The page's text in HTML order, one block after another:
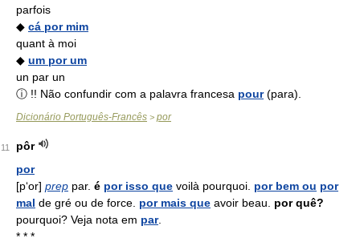
parfois
◆ cá por mim
quant à moi
◆ um por um
un par un
ⓘ !! Não confundir com a palavra francesa pour(para).
Dicionário Português-Francês > por
11
pôr
por
[p‘or] prep par. é por isso que voilà pourquoi. por bem ou por
mal de gré ou de force. por mais que avoir beau. por quê?
pourquoi? Veja nota em par.
* * *